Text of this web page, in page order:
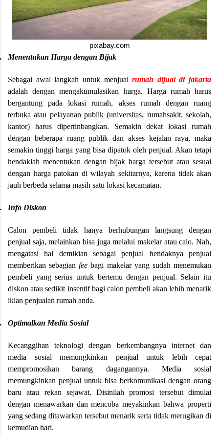
pixabay.com
Menentukan Harga dengan Bijak
Sebagai awal langkah untuk menjualrumah dijual di jakarta
adalah dengan mengakumulasikan harga. Harga rumah harus
bergantung pada lokasi rumah, akses rumah dengan ruang
terbuka atau pelayanan publik (universitas, rumahsakit, sekolah,
kantor) harus dipertinbangkan. Semakin dekat lokasi rumah
dengan beberapa ruang publik dan akses kejalan raya, maka
semakin tinggi harga yang bisa dipatok oleh penjual. Akan tetapi
hendaklah menentukan dengan bijak harga tersebut atau sesuai
dengan harga patokan di wilayah sekitarnya, karena tidak akan
jauh berbeda selama masih satu lokasi kecamatan.
Info Diskon
Calon pembeli tidak hanya berhubungan langsung dengan
penjual saja, melainkan bisa juga melalui makelar atau calo. Nah,
mengatasi hal demikian sebagai penjual hendaknya penjual
memberikan sebagianfeebagi makelar yang sudah menemukan
pembeli yang serius untuk bertemu dengan penjual. Selain itu
diskon atau sedikit insentif bagi calon pembeli akan lebih menarik
iklan penjualan rumah anda.
Optimalkan Media Sosial
Kecanggihan teknologi dengan berkembangnya internet dan
media sosial memungkinkan penjual untuk lebih cepat
mempromosikan barang dagangannya. Media sosial
memungkinkan penjual untuk bisa berkomunikasi dengan orang
baru atau rekan sejawat. Disinilah promosi tersebut dimulai
dengan menawarkan dan mencoba meyakinkan bahwa properti
yang sedang ditawarkan tersebut menarik serta tidak merugikan di
kemudian hari.